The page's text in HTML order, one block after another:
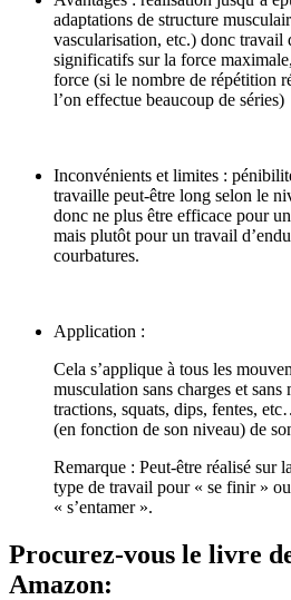
adaptations de structure
vascularisation, etc.) donc travail
significatifs sur la force
force (si le nombre de répétition
l’on effectue beaucoup de séries)
Inconvénients et limites :
travaille peut-être long selon le
donc ne plus être efficace pour
mais plutôt pour un travail
courbatures.
Application :
Cela s’applique à tous les
musculation sans charges et
tractions, squats, dips, fentes,
(en fonction de son niveau) de
Remarque : Peut-être réalisé sur
type de travail pour « se finir »
« s’entamer ».
Procurez-vous le livre
Amazon: